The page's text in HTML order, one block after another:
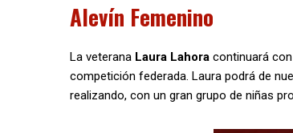
Alevín Femenino
La veterana Laura Lahora continuará
competición federada. Laura podrá de
realizando, con un gran grupo de niñas